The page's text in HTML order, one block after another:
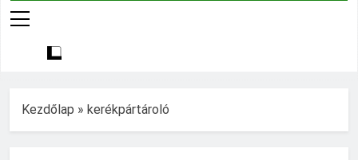
Kezdőlap » kerékpártároló